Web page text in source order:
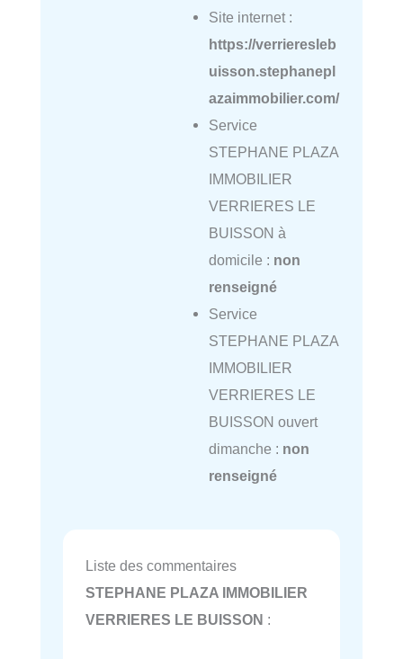
Site internet :
https://verrieresleb
uisson.stephanepl
azaimmobilier.com/
Service
STEPHANE PLAZA
IMMOBILIER
VERRIERES LE
BUISSON à
domicile : non
renseigné
Service
STEPHANE PLAZA
IMMOBILIER
VERRIERES LE
BUISSON ouvert
dimanche : non
renseigné
Liste des commentaires
STEPHANE PLAZA IMMOBILIER
VERRIERES LE BUISSON :